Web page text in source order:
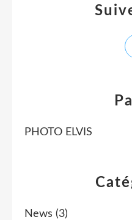
News (3)
PHOTO ELVIS